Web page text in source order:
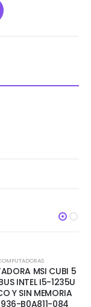
MSI CUBI 5
INTEL I5-1235U
Y SIN MEMORIA
936-B0A811-084